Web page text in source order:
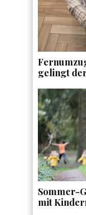
gelingt
Sommer-
mit